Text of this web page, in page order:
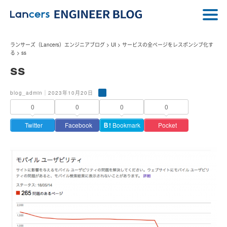
ランサーズ（Lancers）エンジニアブログ > UI > サービスの全ページをレスポンシブ化す
る > ss
ss
blog_admin｜2023年10月20日
0
Twitter
0
Facebook
0
Ｂ! Bookmark
0
Pocket